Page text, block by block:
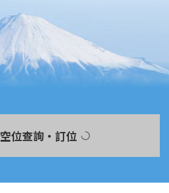
空位查詢・訂位